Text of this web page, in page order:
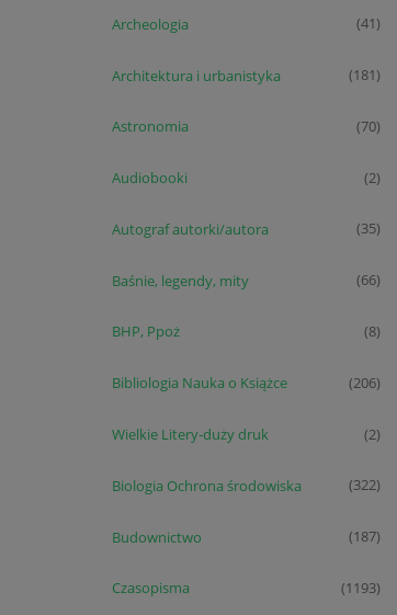
Archeologia (41)
Architektura i urbanistyka (181)
Astronomia (70)
Audiobooki (2)
Autograf autorki/autora (35)
Baśnie, legendy, mity (66)
BHP, Ppoż (8)
Bibliologia Nauka o Książce (206)
Wielkie Litery-duży druk (2)
Biologia Ochrona środowiska (322)
Budownictwo (187)
Czasopisma (1193)